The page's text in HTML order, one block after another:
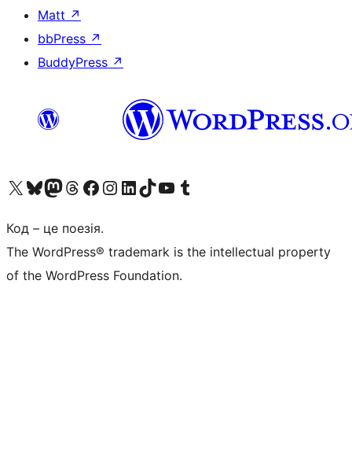
Matt ↗
bbPress ↗
BuddyPress ↗
Visit our X (formerly Twitter) account
Visit our Bluesky account
Завітайте до нашої стрічки в Mastodon
Visit our Threads account
Завітайте на нашу сторінку в Facebook
Visit our Instagram account
Visit our LinkedIn account
Visit our TikTok account
Visit our YouTube channel
Visit our Tumblr account
Код – це поезія.
The WordPress® trademark is the intellectual property
of the WordPress Foundation.